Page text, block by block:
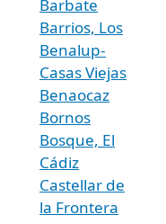
Barbate
Barrios, Los
Benalup-
Casas Viejas
Benaocaz
Bornos
Bosque, El
Cádiz
Castellar de
la Frontera